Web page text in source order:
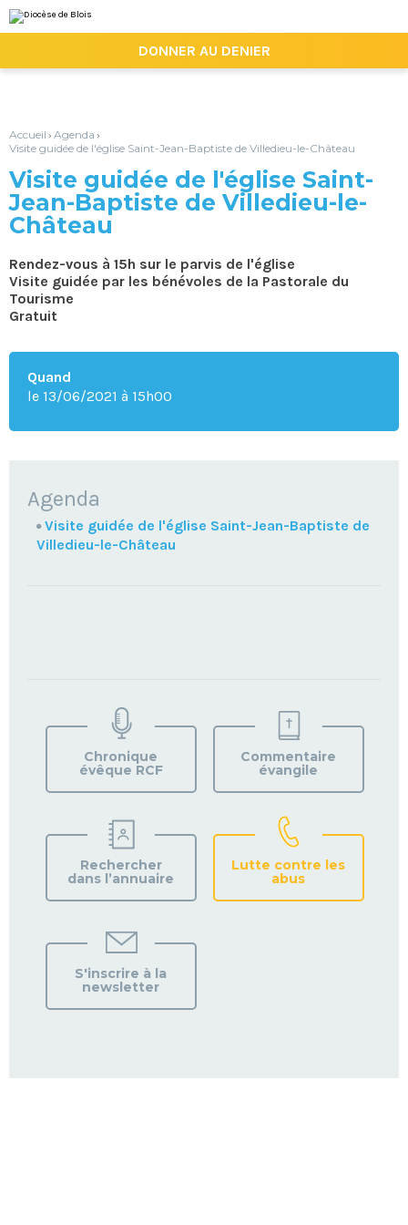
au
contenu.
la
personnels
DONNER AU DENIER
Accueil › Agenda ›
Visite guidée de l'église Saint-Jean-Baptiste de Villedieu-le-Château
Visite guidée de l'église Saint-
Jean-Baptiste de Villedieu-le-
Château
Rendez-vous à 15h sur le parvis de l'église
Visite guidée par les bénévoles de la Pastorale du
Tourisme
Gratuit
Quand
le 13/06/2021 à 15h00
NAVIGATION
Agenda
Visite guidée de l'église Saint-Jean-Baptiste de
Villedieu-le-Château
VOTRE
PAROISSE
Chronique
évêque RCF
Commentaire
évangile
Rechercher
dans l’annuaire
Lutte contre les
abus
S'inscrire à la
newsletter